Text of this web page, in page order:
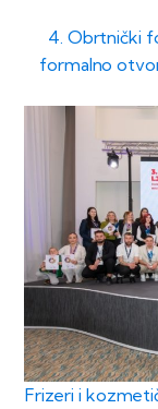
4. Obrtnički
formalno
Frizeri i